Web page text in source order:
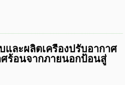
และผลิตเครื่องปรับอากาศ
ศร้อนจากภายนอกป้อนสู่